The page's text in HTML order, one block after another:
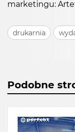
marketingu:
drukarnia
Podobne